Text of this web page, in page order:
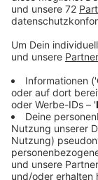
Uns ist der
hast du hier
Einstellungen
Datenschutz-
Skill. Weitere
verarbeiten,